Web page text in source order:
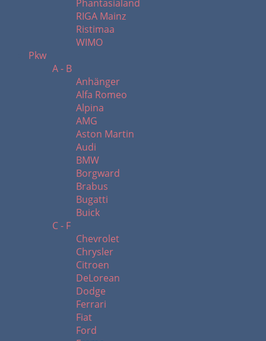
Phantasialand
RIGA Mainz
Ristimaa
WIMO
Pkw
A - B
Anhänger
Alfa Romeo
Alpina
AMG
Aston Martin
Audi
BMW
Borgward
Brabus
Bugatti
Buick
C - F
Chevrolet
Chrysler
Citroen
DeLorean
Dodge
Ferrari
Fiat
Ford